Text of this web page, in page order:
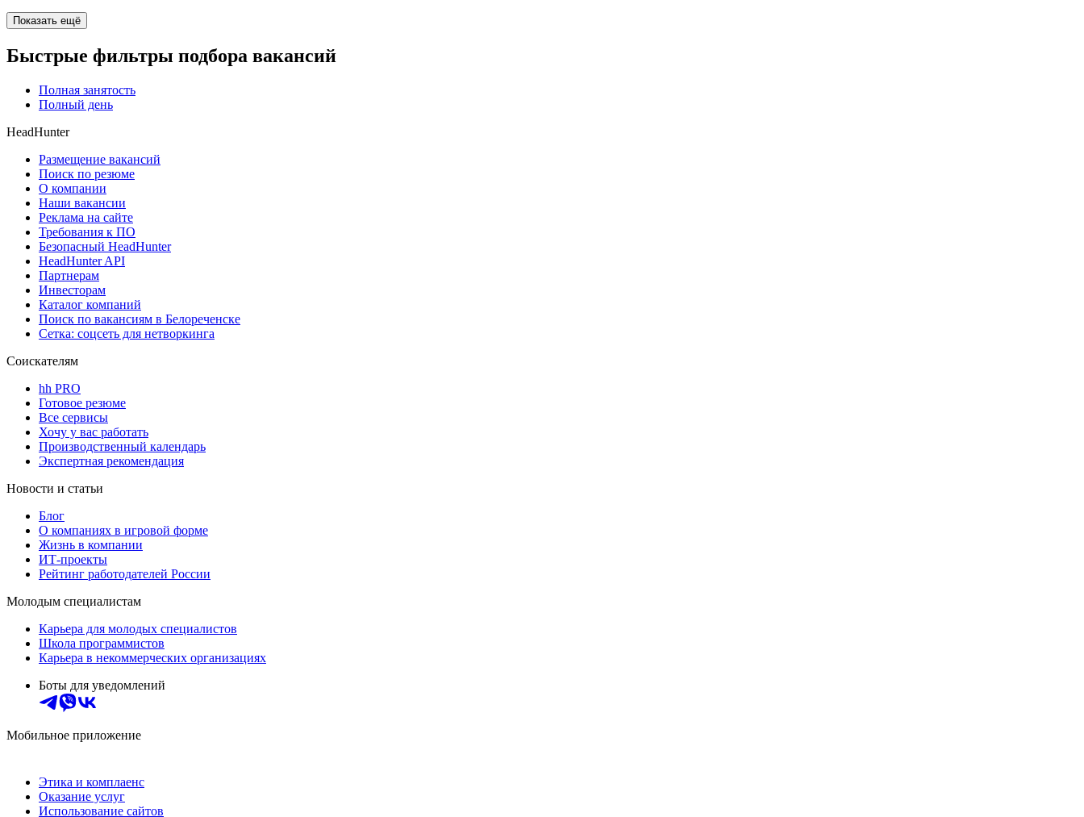
Показать ещё
Быстрые фильтры подбора вакансий
Полная занятость
Полный день
HeadHunter
Размещение вакансий
Поиск по резюме
О компании
Наши вакансии
Реклама на сайте
Требования к ПО
Безопасный HeadHunter
HeadHunter API
Партнерам
Инвесторам
Каталог компаний
Поиск по вакансиям в Белореченске
Сетка: соцсеть для нетворкинга
Соискателям
hh PRO
Готовое резюме
Все сервисы
Хочу у вас работать
Производственный календарь
Экспертная рекомендация
Новости и статьи
Блог
О компаниях в игровой форме
Жизнь в компании
ИТ-проекты
Рейтинг работодателей России
Молодым специалистам
Карьера для молодых специалистов
Школа программистов
Карьера в некоммерческих организациях
Боты для уведомлений
Мобильное приложение
Этика и комплаенс
Оказание услуг
Использование сайтов